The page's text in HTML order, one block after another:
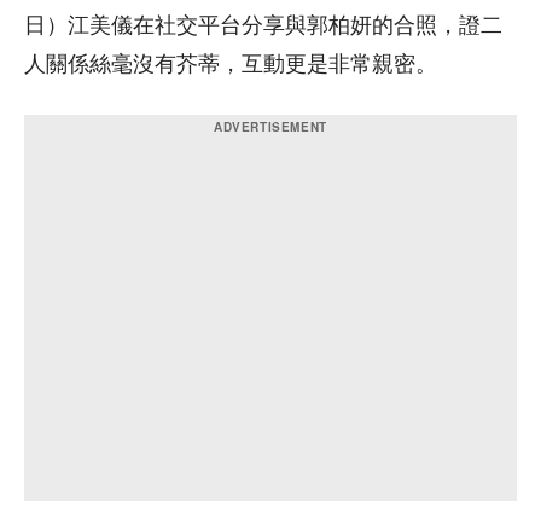
日）江美儀在社交平台分享與郭柏妍的合照，證二
人關係絲毫沒有芥蒂，互動更是非常親密。